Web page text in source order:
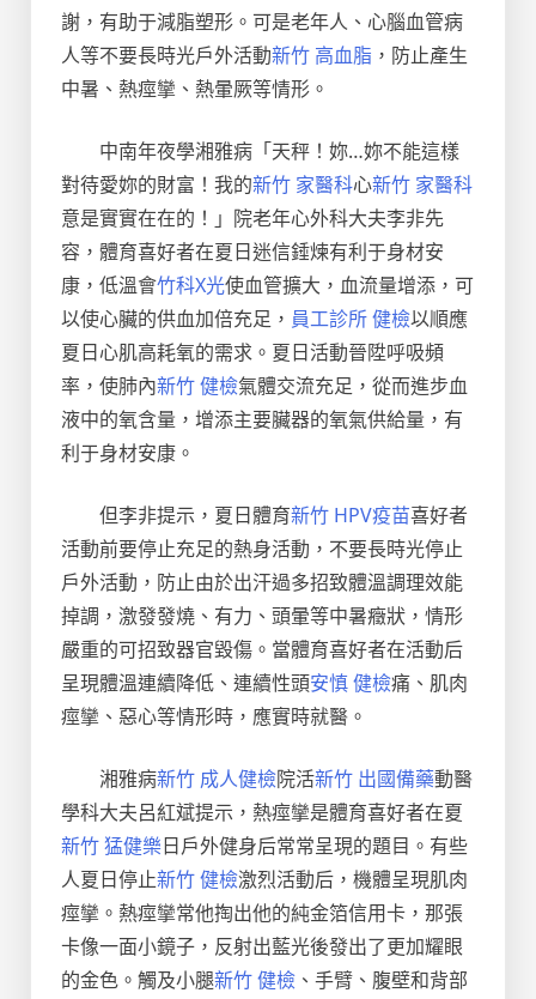
謝，有助于減脂塑形。可是老年人、心腦血管病
人等不要長時光戶外活動新竹 高血脂 ，防止產生
中暑、熱痙攣、熱暈厥等情形。
中南年夜學湘雅病「天秤！妳…妳不能這樣
對待愛妳的財富！我的新竹 家醫科心新竹 家醫科
意是實實在在的！」院老年心外科大夫李非先
容，體育喜好者在夏日迷信錘煉有利于身材安
康，低溫會竹科X光使血管擴大，血流量增添，可
以使心臟的供血加倍充足， 員工診所 健檢以順應
夏日心肌高耗氧的需求。夏日活動晉陞呼吸頻
率，使肺內新竹 健檢氣體交流充足，從而進步血
液中的氧含量，增添主要臟器的氧氣供給量，有
利于身材安康。
但李非提示，夏日體育新竹 HPV疫苗喜好者
活動前要停止充足的熱身活動，不要長時光停止
戶外活動，防止由於出汗過多招致體溫調理效能
掉調，激發發燒、有力、頭暈等中暑癥狀，情形
嚴重的可招致器官毀傷。當體育喜好者在活動后
呈現體溫連續降低、連續性頭安慎 健檢痛、肌肉
痙攣、惡心等情形時，應實時就醫。
湘雅病新竹 成人健檢院活新竹 出國備藥動醫
學科大夫呂紅斌提示，熱痙攣是體育喜好者在夏
新竹 猛健樂日戶外健身后常常呈現的題目。有些
人夏日停止新竹 健檢激烈活動后，機體呈現肌肉
痙攣。熱痙攣常他掏出他的純金箔信用卡，那張
卡像一面小鏡子，反射出藍光後發出了更加耀眼
的金色。觸及小腿新竹 健檢 、手臂、腹壁和背部